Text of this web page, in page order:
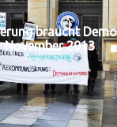
braucht
November 2013